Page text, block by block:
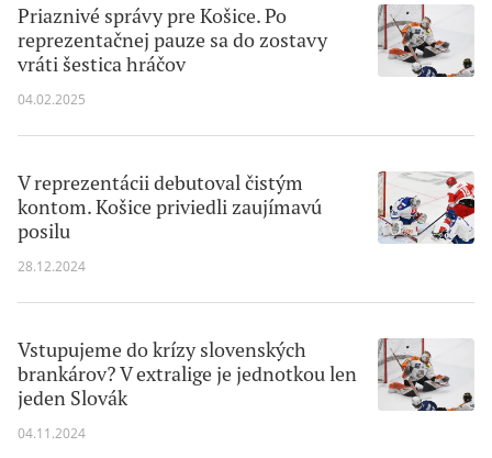
Priaznivé správy pre Košice. Po
reprezentačnej pauze sa do zostavy
vráti šestica hráčov
04.02.2025
V reprezentácii debutoval čistým
kontom. Košice priviedli zaujímavú
posilu
28.12.2024
Vstupujeme do krízy slovenských
brankárov? V extralige je jednotkou len
jeden Slovák
04.11.2024